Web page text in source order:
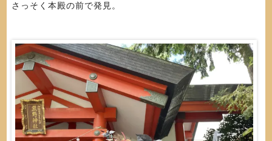
さっそく本殿の前で発見。